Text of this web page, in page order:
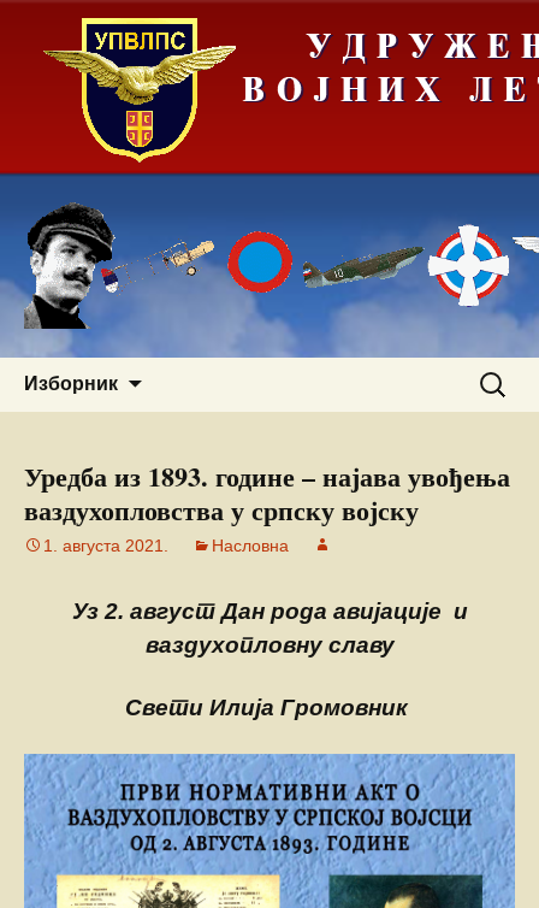
Изборник
Уредба из 1893. године – најава увођења
ваздухопловства у српску војску
1. августа 2021. Насловна
Уз 2. август Дан рода авијације и
ваздухопловну славу
Свети Илија Громовник